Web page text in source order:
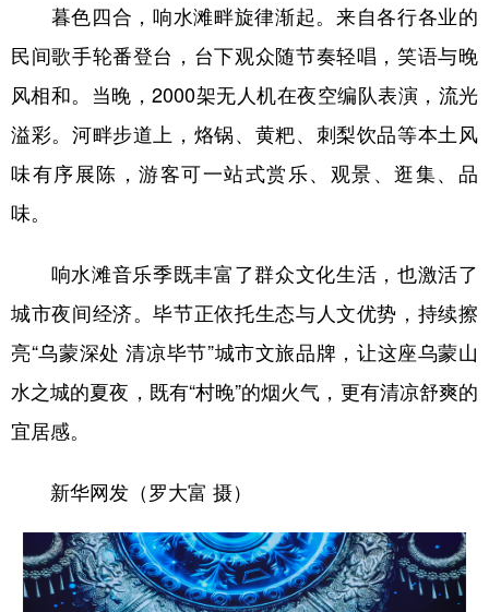
山东 河南 湖北 湖南
广东 广西 海南 重庆
四川 贵州 云南 西藏
陕西 甘肃 宁夏
多语种频道
English Español Français عربى
Deutsch
暮色四合，响水滩畔旋律渐起。来自各行各业的
民间歌手轮番登台，台下观众随节奏轻唱，笑语与晚
风相和。当晚，2000架无人机在夜空编队表演，流光
溢彩。河畔步道上，烙锅、黄粑、刺梨饮品等本土风
味有序展陈，游客可一站式赏乐、观景、逛集、品
味。
响水滩音乐季既丰富了群众文化生活，也激活了
城市夜间经济。毕节正依托生态与人文优势，持续擦
亮“乌蒙深处 清凉毕节”城市文旅品牌，让这座乌蒙山
水之城的夏夜，既有“村晚”的烟火气，更有清凉舒爽的
宜居感。
新华网发（罗大富 摄）